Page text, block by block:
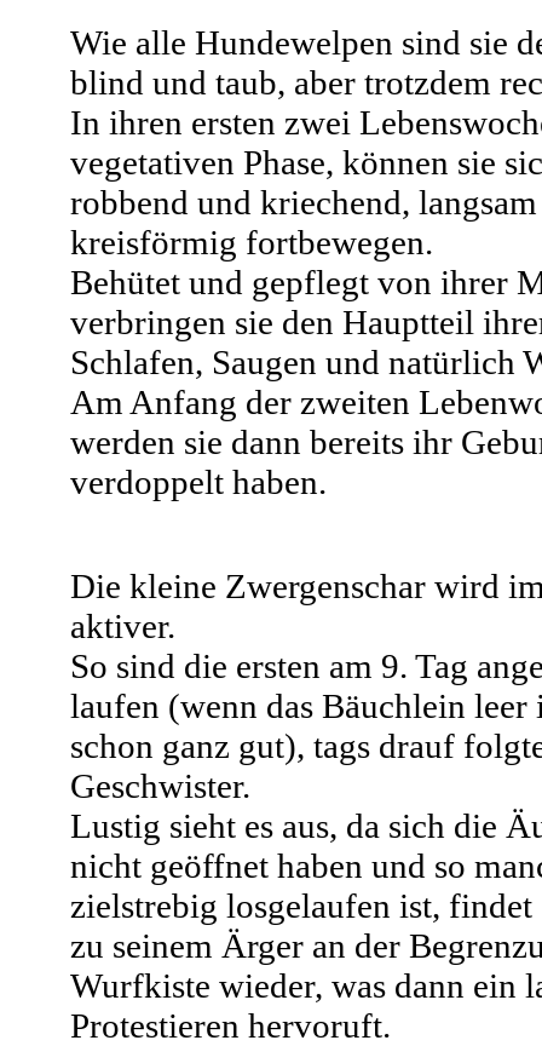
Wie alle Hundewelpen sind sie
blind und taub, aber trotzdem
In ihren ersten zwei
vegetativen Phase, können sie
robbend und kriechend,
kreisförmig fortbewegen.
Behütet und gepflegt von ihrer
verbringen sie den Hauptteil
Schlafen, Saugen und natürlich
Am Anfang der zweiten
werden sie dann bereits ihr
verdoppelt haben.
Die kleine Zwergenschar wird
aktiver.
So sind die ersten am 9. Tag
laufen (wenn das Bäuchlein leer
schon ganz gut), tags drauf
Geschwister.
Lustig sieht es aus, da sich die
nicht geöffnet haben und so
zielstrebig losgelaufen ist, findet
zu seinem Ärger an der
Wurfkiste wieder, was dann ein
Protestieren hervoruft.